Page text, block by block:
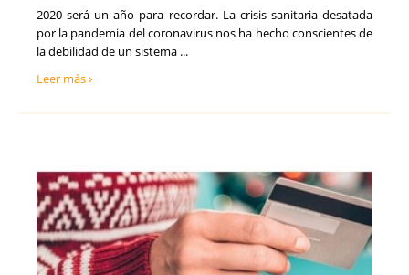
2020 será un año para recordar. La crisis sanitaria desatada
por la pandemia del coronavirus nos ha hecho conscientes de
la debilidad de un sistema ...
Leer más